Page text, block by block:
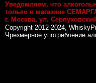
Уведомляем, что
только в магазине
г. Москва, ул.
Copyright 2012-2024,
Чрезмерное употребление